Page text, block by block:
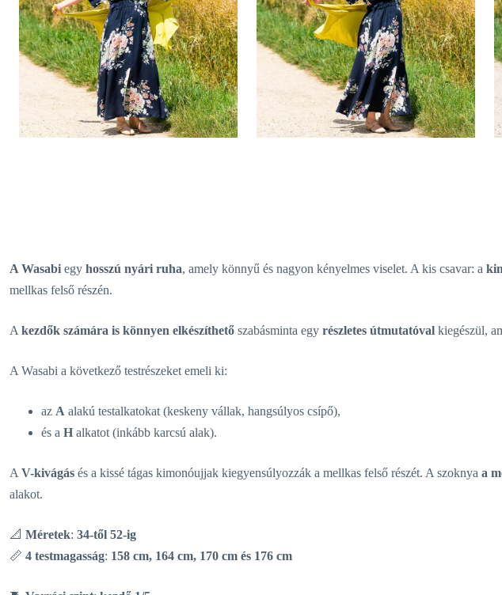
A Wasabi egy hosszú nyári ruha, amely könnyű és nagyon kényelmes viselet. A kis csavar: a
mellkas felső részén.
A kezdők számára is könnyen elkészíthető szabásminta egy részletes útmutatóval kiegészül,
A Wasabi a következő testrészeket emeli ki:
az A alakú testalkatokat (keskeny vállak, hangsúlyos csípő),
és a H alkatot (inkább karcsú alak).
A V-kivágás és a kissé tágas kimonóujjak kiegyensúlyozzák a mellkas felső részét. A szoknya a
alakot.
📐 Méretek: 34-től 52-ig
📏 4 testmagasság: 158 cm, 164 cm, 170 cm és 176 cm